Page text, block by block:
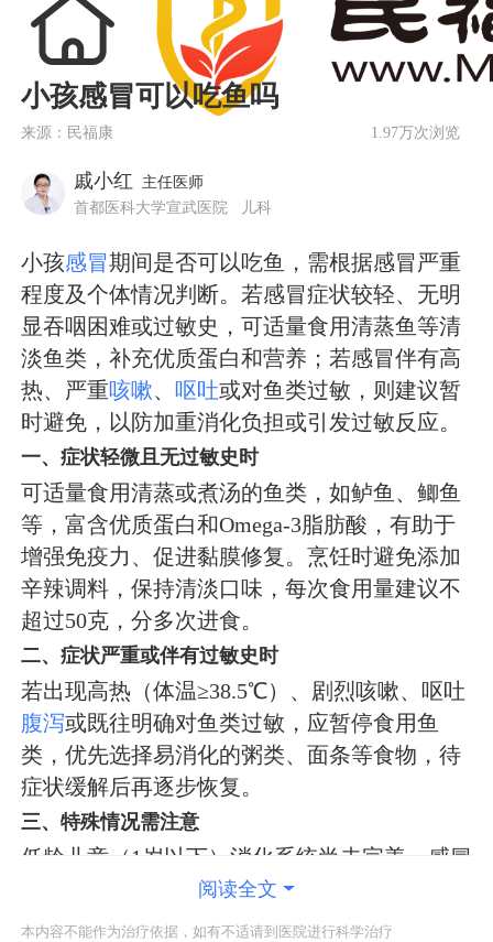
小孩感冒可以吃鱼吗
来源：民福康 1.97万次浏览
戚小红
主任医师
首都医科大学宣武医院
儿科
小孩感冒期间是否可以吃鱼，需根据感冒严重
程度及个体情况判断。若感冒症状较轻、无明
显吞咽困难或过敏史，可适量食用清蒸鱼等清
淡鱼类，补充优质蛋白和营养；若感冒伴有高
热、严重咳嗽、 呕吐或对鱼类过敏，则建议暂
时避免，以防加重消化负担或引发过敏反应。
一、症状轻微且无过敏史时
可适量食用清蒸或煮汤的鱼类，如鲈鱼、鲫鱼
等，富含优质蛋白和Omega-3脂肪酸，有助于
增强免疫力、促进黏膜修复。烹饪时避免添加
辛辣调料，保持清淡口味，每次食用量建议不
超过50克，分多次进食。
二、症状严重或伴有过敏史时
若出现高热（体温≥38.5℃）、剧烈咳嗽、呕吐
腹泻或既往明确对鱼类过敏，应暂停食用鱼
类，优先选择易消化的粥类、面条等食物，待
症状缓解后再逐步恢复。
三、特殊情况需注意
低龄儿童（1岁以下）消化系统尚未完善，感冒
期间应避免食用刺多的鱼类，以防卡喉风险；
过敏体质儿童需严格确认过敏原，食用前咨询
阅读全文
本内容不能作为治疗依据，如有不适请到医院进行科学治疗